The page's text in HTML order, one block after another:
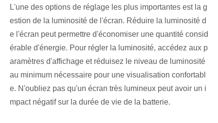
L'une des options de réglage les plus importantes est la g
estion de la luminosité de l'écran. Réduire la luminosité d
e l'écran peut permettre d'économiser une quantité consid
érable d'énergie. Pour régler la luminosité, accédez aux p
aramètres d'affichage et réduisez le niveau de luminosité
au minimum nécessaire pour une visualisation confortabl
e. N'oubliez pas qu'un écran très lumineux peut avoir un i
mpact négatif sur la durée de vie de la batterie.